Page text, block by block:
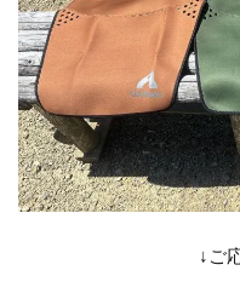
↓ご